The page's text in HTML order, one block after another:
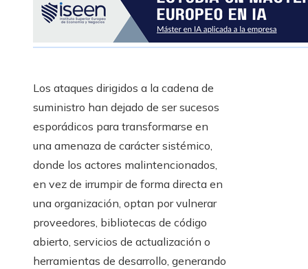
Los ataques dirigidos a la cadena de
suministro han dejado de ser sucesos
esporádicos para transformarse en
una amenaza de carácter sistémico,
donde los actores malintencionados,
en vez de irrumpir de forma directa en
una organización, optan por vulnerar
proveedores, bibliotecas de código
abierto, servicios de actualización o
herramientas de desarrollo, generando